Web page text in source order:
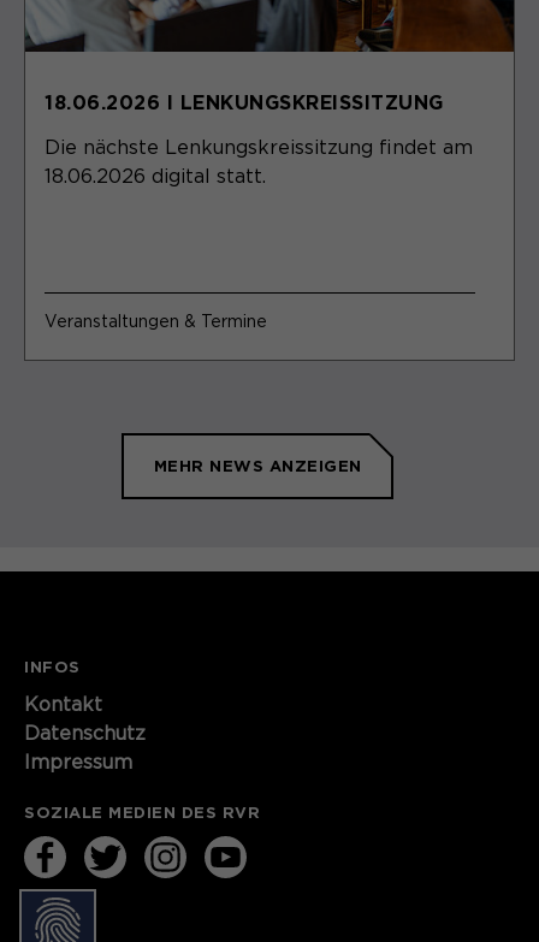
18.06.2026 I LENKUNGSKREISSITZUNG
Die nächste Lenkungskreissitzung findet am
18.06.2026 digital statt.
Veranstaltungen & Termine
MEHR NEWS ANZEIGEN
INFOS
Kontakt​​​​​
Datenschutz
Impressum
SOZIALE MEDIEN DES RVR